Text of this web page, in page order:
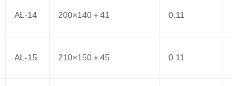
AL-14 200×140＋41 0.11
AL-15 210×150＋45 0.11